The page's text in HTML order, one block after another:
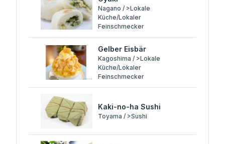
Nagano / >Lokale
Küche/Lokaler
Feinschmecker
Gelber Eisbär
Kagoshima / >Lokale
Küche/Lokaler
Feinschmecker
Kaki-no-ha Sushi
Toyama / >Sushi